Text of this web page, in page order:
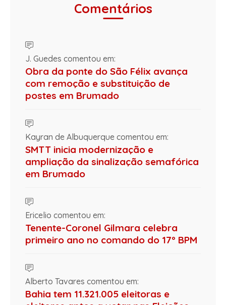
Comentários
J. Guedes comentou em:
Obra da ponte do São Félix avança
com remoção e substituição de
postes em Brumado
Kayran de Albuquerque comentou em:
SMTT inicia modernização e
ampliação da sinalização semafórica
em Brumado
Ericelio comentou em:
Tenente-Coronel Gilmara celebra
primeiro ano no comando do 17º BPM
Alberto Tavares comentou em:
Bahia tem 11.321.005 eleitoras e